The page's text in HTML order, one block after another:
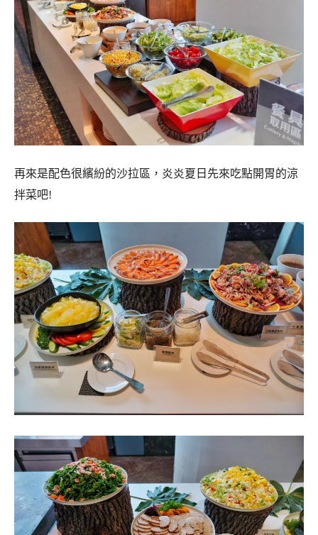
再來是配色很繽紛的沙拉區，炎炎夏日先來吃點開胃的涼
拌菜吧!